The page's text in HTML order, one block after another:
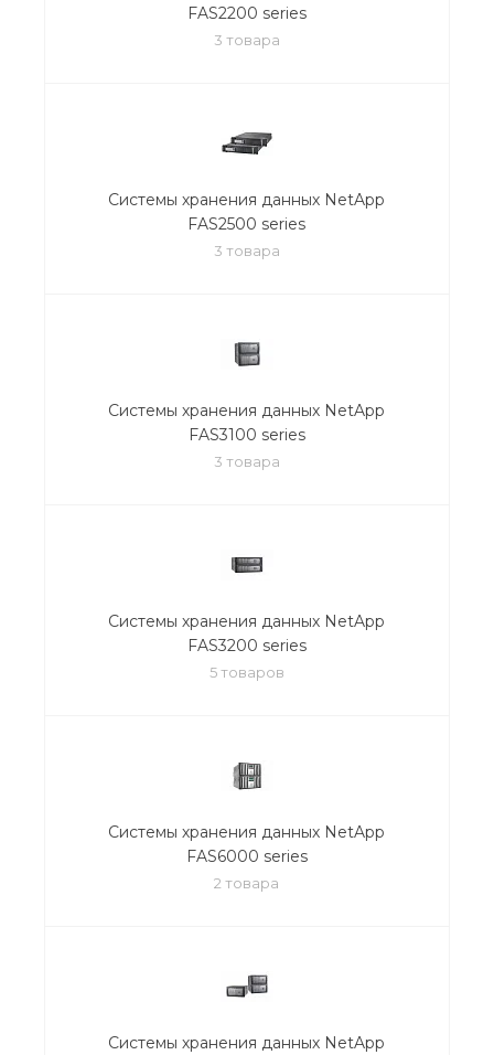
FAS2200 series
3 товара
Системы хранения данных NetApp
FAS2500 series
3 товара
Системы хранения данных NetApp
FAS3100 series
3 товара
Системы хранения данных NetApp
FAS3200 series
5 товаров
Системы хранения данных NetApp
FAS6000 series
2 товара
Системы хранения данных NetApp